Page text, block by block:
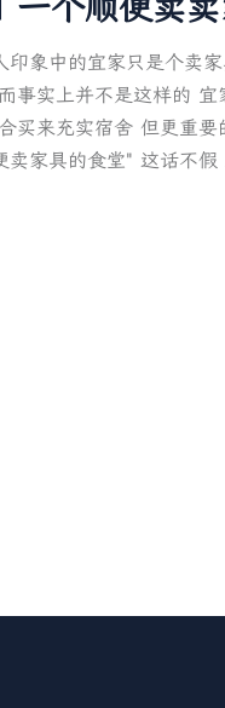
印象中的宜家只是个卖
事实上并不是这样的
买来充实宿舍 但更重
卖家具的食堂" 这话不